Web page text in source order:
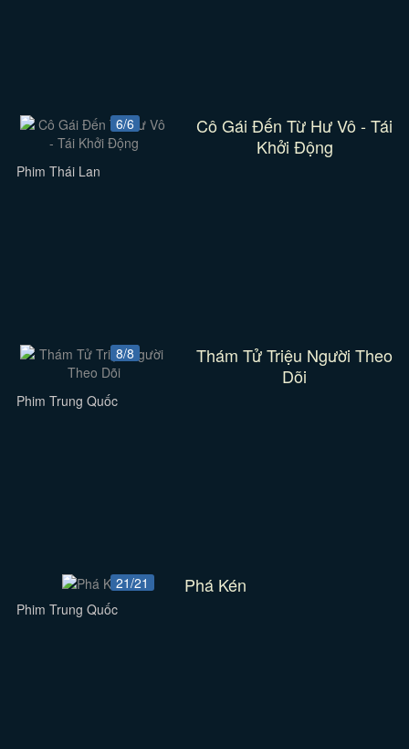
6/6
Cô Gái Đến Từ Hư Vô - Tái
Khởi Động
Phim Thái Lan
8/8
Thám Tử Triệu Người Theo
Dõi
Phim Trung Quốc
21/21 Phá Kén
Phim Trung Quốc